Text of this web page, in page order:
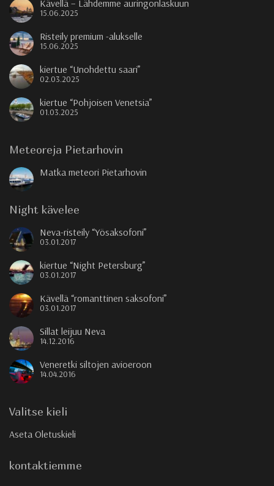
Kävellä – Lähdemme auringonlaskuun
15.06.2025
Risteily premium -alukselle
15.06.2025
kiertue “Unohdettu saari”
02.03.2025
kiertue “Pohjoisen Venetsia”
01.03.2025
Meteoreja Pietarhovin
Matka meteori Pietarhovin
Night kävelee
Neva-risteily “Yösaksofoni”
03.01.2017
kiertue “Night Petersburg”
03.01.2017
Kävellä “romanttinen saksofoni”
03.01.2017
Sillat leijuu Neva
14.12.2016
Veneretki siltojen avioeroon
14.04.2016
Valitse kieli
Aseta Oletuskieli
kontaktiemme